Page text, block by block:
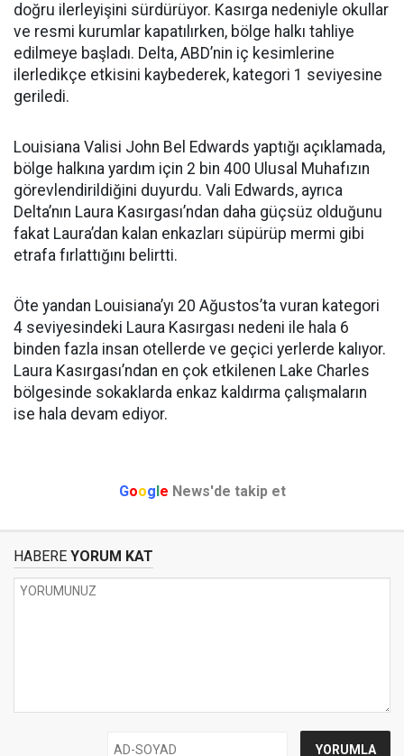
doğru ilerleyişini sürdürüyor. Kasırga nedeniyle okullar
ve resmi kurumlar kapatılırken, bölge halkı tahliye
edilmeye başladı. Delta, ABD’nin iç kesimlerine
ilerledikçe etkisini kaybederek, kategori 1 seviyesine
geriledi.
Louisiana Valisi John Bel Edwards yaptığı açıklamada,
bölge halkına yardım için 2 bin 400 Ulusal Muhafızın
görevlendirildiğini duyurdu. Vali Edwards, ayrıca
Delta’nın Laura Kasırgası’ndan daha güçsüz olduğunu
fakat Laura’dan kalan enkazları süpürüp mermi gibi
etrafa fırlattığını belirtti.
Öte yandan Louisiana’yı 20 Ağustos’ta vuran kategori
4 seviyesindeki Laura Kasırgası nedeni ile hala 6
binden fazla insan otellerde ve geçici yerlerde kalıyor.
Laura Kasırgası’ndan en çok etkilenen Lake Charles
bölgesinde sokaklarda enkaz kaldırma çalışmaların
ise hala devam ediyor.
Google News'de takip et
HABERE YORUM KAT